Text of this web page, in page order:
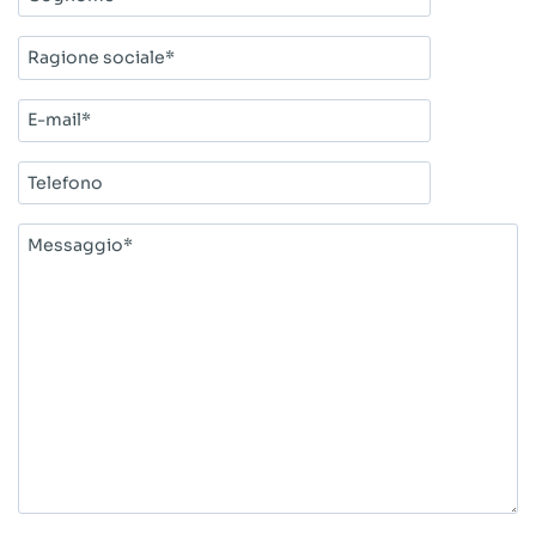
Ragione
sociale*
E-
mail*
Telefono
Messaggio*